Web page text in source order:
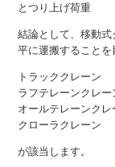
とつり上げ荷重
結論として、移動
平に運搬することを
トラッククレーン
ラフテレーンクレー
オールテレーンクレ
クローラクレーン
が該当します。